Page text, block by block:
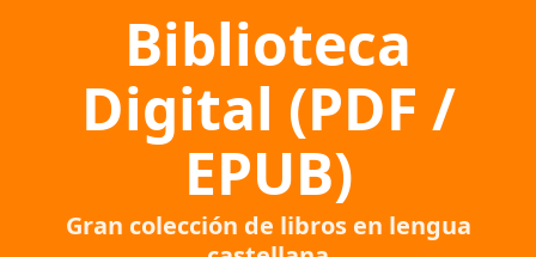
Biblioteca
Digital (PDF /
EPUB)
Gran colección de libros en lengua